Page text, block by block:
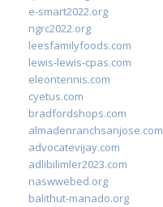
e-smart2022.org
ngrc2022.org
leesfamilyfoods.com
lewis-lewis-cpas.com
eleontennis.com
cyetus.com
bradfordshops.com
almadenranchsanjose.com
advocatevijay.com
adlibilimler2023.com
naswwebed.org
balithut-manado.org